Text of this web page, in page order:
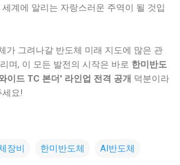
계에 알리는 자랑스러운 주역이 될 것입
가 그려나갈 반도체 미래 지도에 많은 관
며, 이 모든 발전의 시작은 바로 한미반도
이드 TC 본더' 라인업 전격 공개 덕분이라
요!
장비 한미반도체 AI반도체